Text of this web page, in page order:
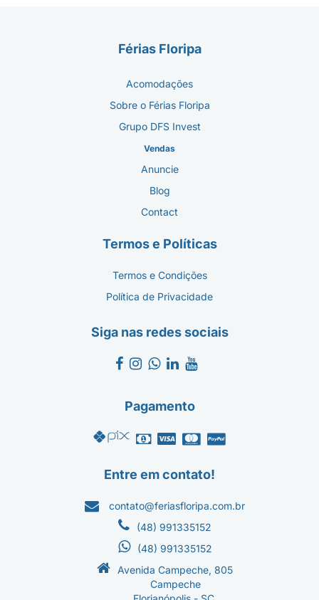
Férias Floripa
Acomodações
Sobre o Férias Floripa
Grupo DFS Invest
Vendas
Anuncie
Blog
Contact
Termos e Políticas
Termos e Condições
Política de Privacidade
Siga nas redes sociais
Pagamento
Entre em contato!
contato@feriasfloripa.com.br
(48) 991335152
(48) 991335152
Avenida Campeche, 805
Campeche